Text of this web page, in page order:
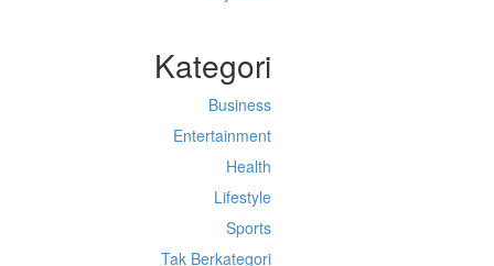
Kategori
Business
Entertainment
Health
Lifestyle
Sports
Tak Berkategori